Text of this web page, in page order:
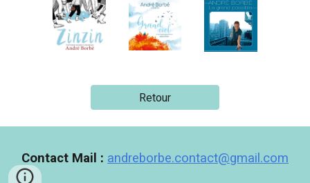
Retour
Contact Mail : andreborbe.contact@gmail.com